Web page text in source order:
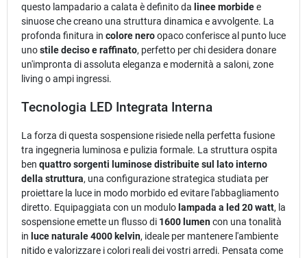
questo lampadario a calata è definito da linee morbidee
sinuose che creano una struttura dinamica e avvolgente. La
profonda finitura in colore neroopaco conferisce al punto luce
unostile deciso e raffinato, perfetto per chi desidera donare
un'impronta di assoluta eleganza e modernità a saloni, zone
living o ampi ingressi.
Tecnologia LED Integrata Interna
La forza di questa sospensione risiede nella perfetta fusione
tra ingegneria luminosa e pulizia formale. La struttura ospita
ben quattro sorgenti luminose distribuite sul lato interno
della struttura, una configurazione strategica studiata per
proiettare la luce in modo morbido ed evitare l'abbagliamento
diretto. Equipaggiata con un modulo lampada a led 20 watt, la
sospensione emette un flusso di 1600 lumencon una tonalità
in luce naturale 4000 kelvin, ideale per mantenere l'ambiente
nitido e valorizzare i colori reali dei vostri arredi. Pensata come